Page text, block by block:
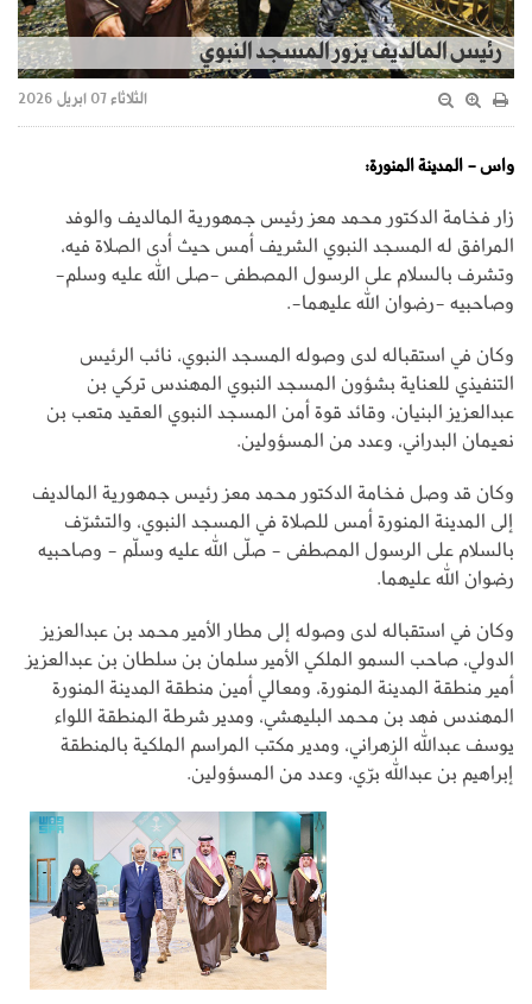
رئيس المالديف يزور المسجد النبوي
الثلاثاء 07 ابريل 2026
واس - المدينة المنورة:
زار فخامة الدكتور محمد معز رئيس جمهورية المالديف والوفد
المرافق له المسجد النبوي الشريف أمس حيث أدى الصلاة فيه،
وتشرف بالسلام على الرسول المصطفى -صلى الله عليه وسلم-
وصاحبيه -رضوان الله عليهما-.
وكان في استقباله لدى وصوله المسجد النبوي، نائب الرئيس
التنفيذي للعناية بشؤون المسجد النبوي المهندس تركي بن
عبدالعزيز البنيان، وقائد قوة أمن المسجد النبوي العقيد متعب بن
نعيمان البدراني، وعدد من المسؤولين.
وكان قد وصل فخامة الدكتور محمد معز رئيس جمهورية المالديف
إلى المدينة المنورة أمس للصلاة في المسجد النبوي، والتشرّف
بالسلام على الرسول المصطفى - صلّى الله عليه وسلّم - وصاحبيه
رضوان الله عليهما.
وكان في استقباله لدى وصوله إلى مطار الأمير محمد بن عبدالعزيز
الدولي، صاحب السمو الملكي الأمير سلمان بن سلطان بن عبدالعزيز
أمير منطقة المدينة المنورة، ومعالي أمين منطقة المدينة المنورة
المهندس فهد بن محمد البليهشي، ومدير شرطة المنطقة اللواء
يوسف عبدالله الزهراني، ومدير مكتب المراسم الملكية بالمنطقة
إبراهيم بن عبدالله برّي، وعدد من المسؤولين.